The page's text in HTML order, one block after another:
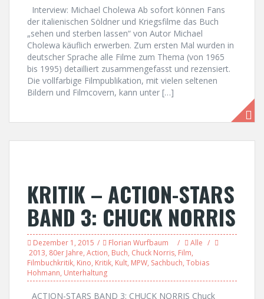
Interview: Michael Cholewa Ab sofort können Fans
der italienischen Söldner und Kriegsfilme das Buch
„sehen und sterben lassen“ von Autor Michael
Cholewa käuflich erwerben. Zum ersten Mal wurden in
deutscher Sprache alle Filme zum Thema (von 1965
bis 1995) detailliert zusammengefasst und rezensiert.
Die vollfarbige Filmpublikation, mit vielen seltenen
Bildern und Filmcovern, kann unter […]
KRITIK – ACTION-STARS
BAND 3: CHUCK NORRIS
Dezember 1, 2015 Florian Wurfbaum
Alle
2013, 80er Jahre, Action, Buch, Chuck Norris, Film,
Filmbuchkritik, Kino, Kritik, Kult, MPW, Sachbuch, Tobias
Hohmann, Unterhaltung
ACTION-STARS BAND 3: CHUCK NORRIS Chuck